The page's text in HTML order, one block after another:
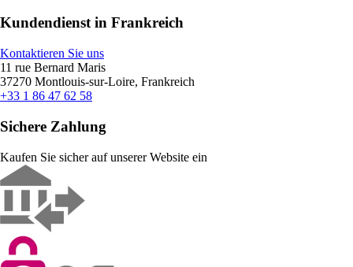
Kundendienst in Frankreich
Kontaktieren Sie uns
11 rue Bernard Maris
37270 Montlouis-sur-Loire, Frankreich
+33 1 86 47 62 58
Sichere Zahlung
Kaufen Sie sicher auf unserer Website ein